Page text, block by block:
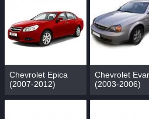
Chevrolet Epica
(2007-2012)
Chevrolet
(2003-2006)